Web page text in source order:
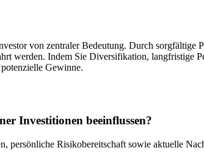
von zentraler Bedeutung. Durch sorgfältige
werden. Indem Sie Diversifikation, langfristige
Gewinne.
Investitionen beeinflussen?
Risikobereitschaft sowie aktuelle